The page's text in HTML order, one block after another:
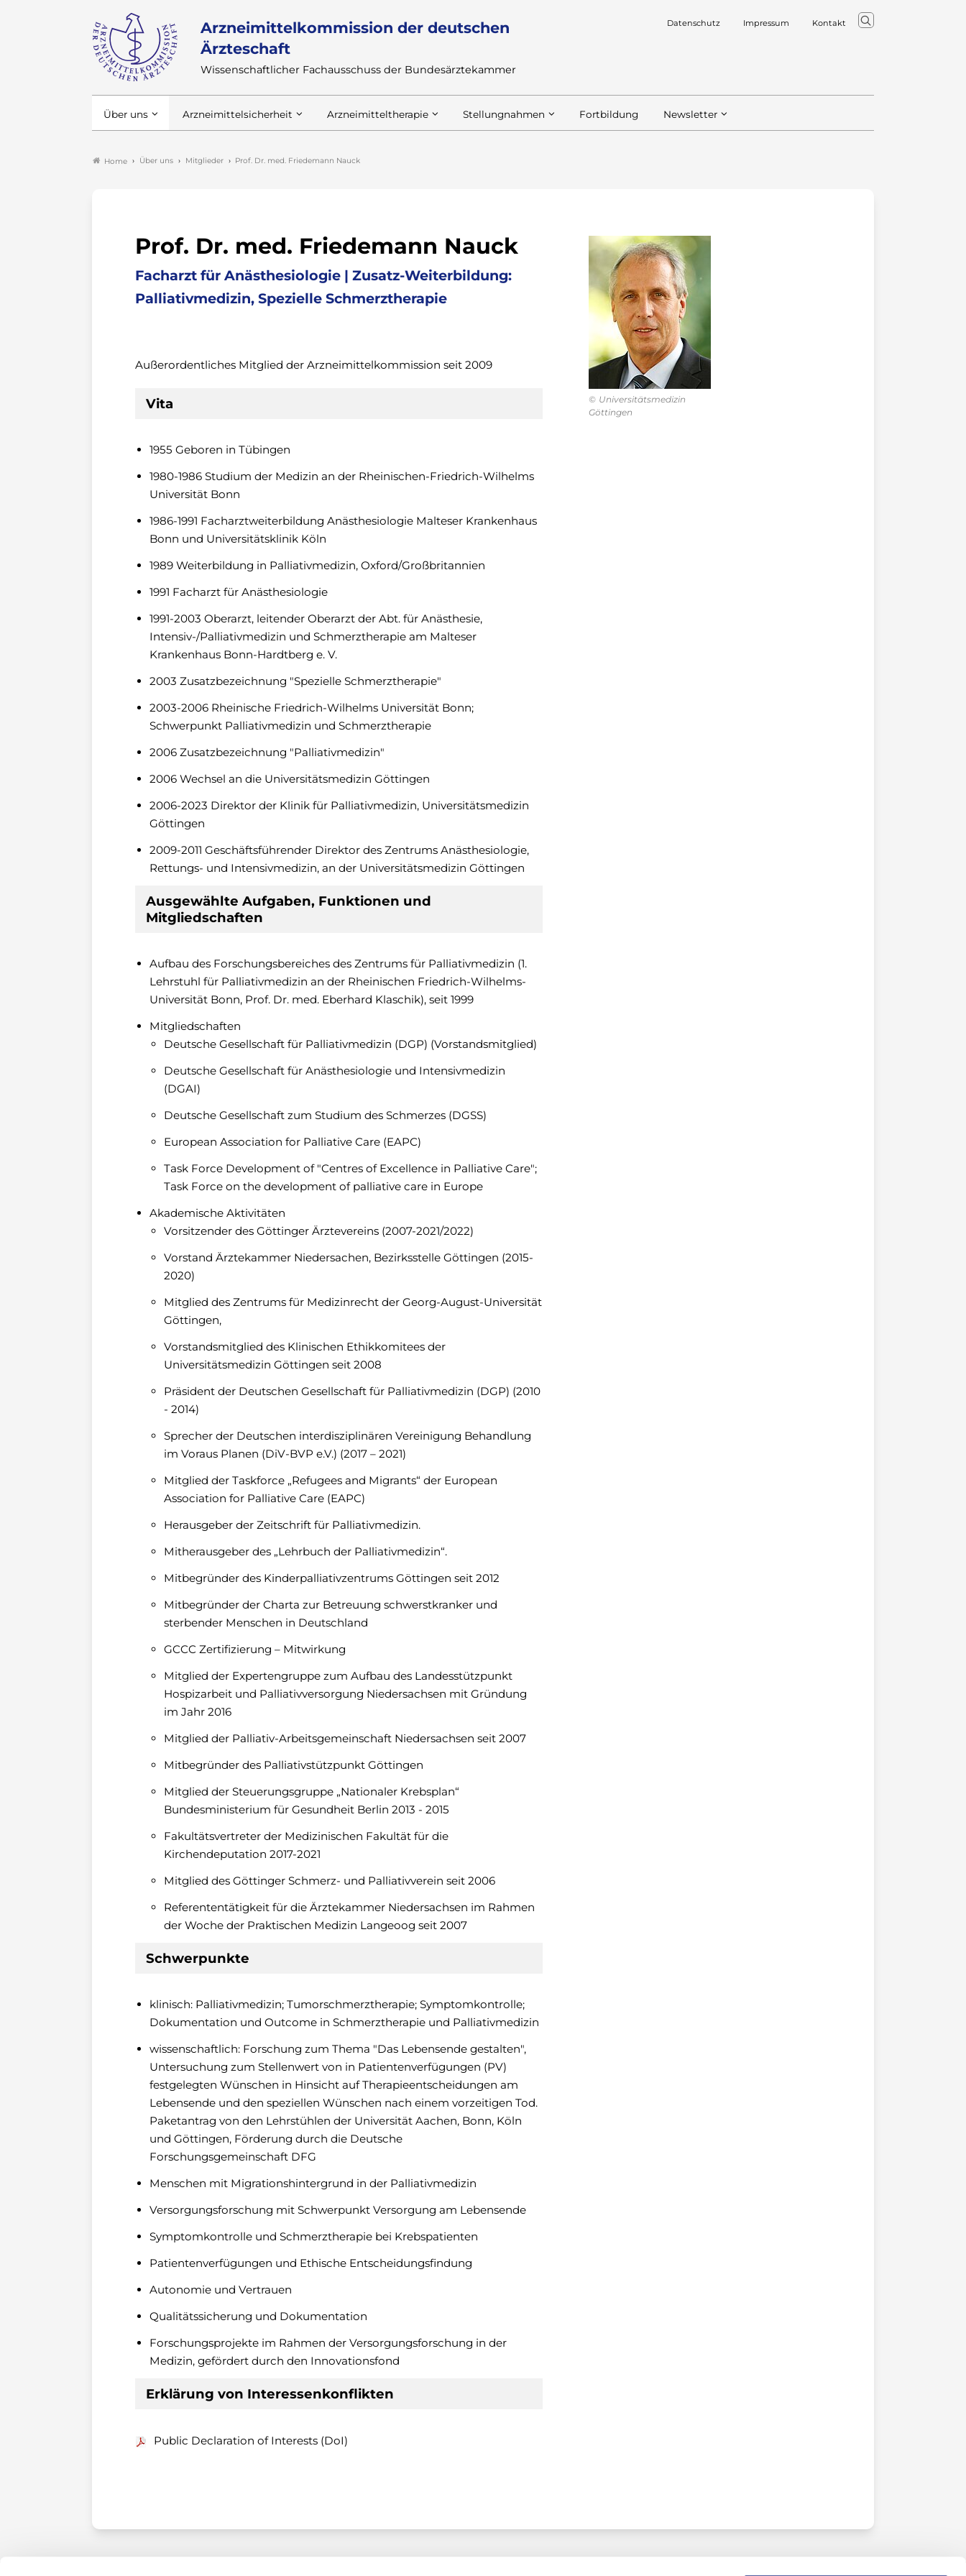
Arzneimittelkommission der deutschen
Ärzteschaft
Wissenschaftlicher Fachausschuss der Bundesärztekammer
Datenschutz Impressum Kontakt
Über uns Arzneimittelsicherheit Arzneimitteltherapie Stellungnahmen Fortbildung Newsletter
Home Über uns Mitglieder Prof. Dr. med. Friedemann Nauck
Prof. Dr. med. Friedemann Nauck
Facharzt für Anästhesiologie | Zusatz-Weiterbildung:
Palliativmedizin, Spezielle Schmerztherapie
Außerordentliches Mitglied der Arzneimittelkommission seit 2009
Vita
1955 Geboren in Tübingen
1980-1986 Studium der Medizin an der Rheinischen-Friedrich-Wilhelms
Universität Bonn
1986-1991 Facharztweiterbildung Anästhesiologie Malteser Krankenhaus
Bonn und Universitätsklinik Köln
1989 Weiterbildung in Palliativmedizin, Oxford/Großbritannien
1991 Facharzt für Anästhesiologie
1991-2003 Oberarzt, leitender Oberarzt der Abt. für Anästhesie,
Intensiv-/Palliativmedizin und Schmerztherapie am Malteser
Krankenhaus Bonn-Hardtberg e. V.
2003 Zusatzbezeichnung "Spezielle Schmerztherapie"
2003-2006 Rheinische Friedrich-Wilhelms Universität Bonn;
Schwerpunkt Palliativmedizin und Schmerztherapie
2006 Zusatzbezeichnung "Palliativmedizin"
2006 Wechsel an die Universitätsmedizin Göttingen
2006-2023 Direktor der Klinik für Palliativmedizin, Universitätsmedizin
Göttingen
2009-2011 Geschäftsführender Direktor des Zentrums Anästhesiologie,
Rettungs- und Intensivmedizin, an der Universitätsmedizin Göttingen
Ausgewählte Aufgaben, Funktionen und
Mitgliedschaften
Aufbau des Forschungsbereiches des Zentrums für Palliativmedizin (1.
Lehrstuhl für Palliativmedizin an der Rheinischen Friedrich-Wilhelms-
Universität Bonn, Prof. Dr. med. Eberhard Klaschik), seit 1999
Mitgliedschaften
Deutsche Gesellschaft für Palliativmedizin (DGP) (Vorstandsmitglied)
Deutsche Gesellschaft für Anästhesiologie und Intensivmedizin
(DGAI)
Deutsche Gesellschaft zum Studium des Schmerzes (DGSS)
European Association for Palliative Care (EAPC)
Task Force Development of "Centres of Excellence in Palliative Care";
Task Force on the development of palliative care in Europe
Akademische Aktivitäten
Vorsitzender des Göttinger Ärztevereins (2007-2021/2022)
Vorstand Ärztekammer Niedersachen, Bezirksstelle Göttingen (2015-
2020)
Mitglied des Zentrums für Medizinrecht der Georg-August-Universität
Göttingen,
Vorstandsmitglied des Klinischen Ethikkomitees der
Universitätsmedizin Göttingen seit 2008
Präsident der Deutschen Gesellschaft für Palliativmedizin (DGP) (2010
- 2014)
Sprecher der Deutschen interdisziplinären Vereinigung Behandlung
im Voraus Planen (DiV-BVP e.V.) (2017 – 2021)
Mitglied der Taskforce „Refugees and Migrants“ der European
Association for Palliative Care (EAPC)
Herausgeber der Zeitschrift für Palliativmedizin.
Mitherausgeber des „Lehrbuch der Palliativmedizin“.
Mitbegründer des Kinderpalliativzentrums Göttingen seit 2012
Mitbegründer der Charta zur Betreuung schwerstkranker und
sterbender Menschen in Deutschland
GCCC Zertifizierung – Mitwirkung
Mitglied der Expertengruppe zum Aufbau des Landesstützpunkt
Hospizarbeit und Palliativversorgung Niedersachsen mit Gründung
im Jahr 2016
Mitglied der Palliativ-Arbeitsgemeinschaft Niedersachsen seit 2007
Mitbegründer des Palliativstützpunkt Göttingen
Mitglied der Steuerungsgruppe „Nationaler Krebsplan“
Bundesministerium für Gesundheit Berlin 2013 - 2015
Fakultätsvertreter der Medizinischen Fakultät für die
Kirchendeputation 2017-2021
Mitglied des Göttinger Schmerz- und Palliativverein seit 2006
Referententätigkeit für die Ärztekammer Niedersachsen im Rahmen
der Woche der Praktischen Medizin Langeoog seit 2007
Schwerpunkte
klinisch: Palliativmedizin; Tumorschmerztherapie; Symptomkontrolle;
Dokumentation und Outcome in Schmerztherapie und Palliativmedizin
wissenschaftlich: Forschung zum Thema "Das Lebensende gestalten",
Untersuchung zum Stellenwert von in Patientenverfügungen (PV)
festgelegten Wünschen in Hinsicht auf Therapieentscheidungen am
Lebensende und den speziellen Wünschen nach einem vorzeitigen Tod.
Paketantrag von den Lehrstühlen der Universität Aachen, Bonn, Köln
und Göttingen, Förderung durch die Deutsche
Forschungsgemeinschaft DFG
Menschen mit Migrationshintergrund in der Palliativmedizin
Versorgungsforschung mit Schwerpunkt Versorgung am Lebensende
Symptomkontrolle und Schmerztherapie bei Krebspatienten
Patientenverfügungen und Ethische Entscheidungsfindung
Autonomie und Vertrauen
Qualitätssicherung und Dokumentation
Forschungsprojekte im Rahmen der Versorgungsforschung in der
Medizin, gefördert durch den Innovationsfond
Erklärung von Interessenkonflikten
Public Declaration of Interests (DoI)
Universitätsmedizin
Göttingen